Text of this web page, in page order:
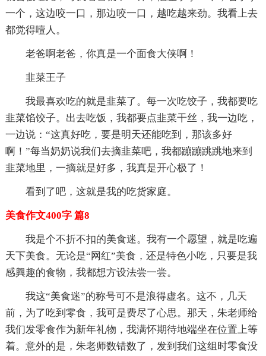
一个，这边咬一口，那边咬一口，越吃越来劲。我看上去
都觉得噎人。
老爸啊老爸，你真是一个面食大侠啊！
韭菜王子
我最喜欢吃的就是韭菜了。每一次吃饺子，我都要吃
韭菜馅饺子。出去吃饭，我都要点韭菜干丝，我一边吃，
一边说：“这真好吃，要是明天还能吃到，那该多好
啊！”每当奶奶说我们去摘韭菜吧，我都蹦蹦跳跳地来到
韭菜地里，一摘就是好多，我真是开心极了！
看到了吧，这就是我的吃货家庭。
美食作文400字 篇8
我是个不折不扣的美食迷。我有一个愿望，就是吃遍
天下美食。无论是“网红”美食，还是特色小吃，只要是我
感興趣的食物，我都想方设法尝一尝。
我这“美食迷”的称号可不是浪得虚名。这不，几天
前，为了吃到零食，我可是费尽了心思。那天，朱老师给
我们发零食作为新年礼物，我满怀期待地端坐在位置上等
着。意外的是，朱老师数错数了，发到我们这组时零食没